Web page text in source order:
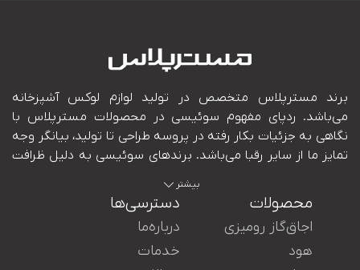
بیشتر
محصولات
اجاق‌گاز رومیزی
هود
دسترسی‌ها
درباره‌ما
خدمات